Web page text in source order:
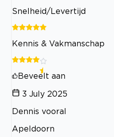
Snelheid/Levertijd
Kennis & Vakmanschap
Beveelt aan
3 July 2025
Dennis vooral
Apeldoorn